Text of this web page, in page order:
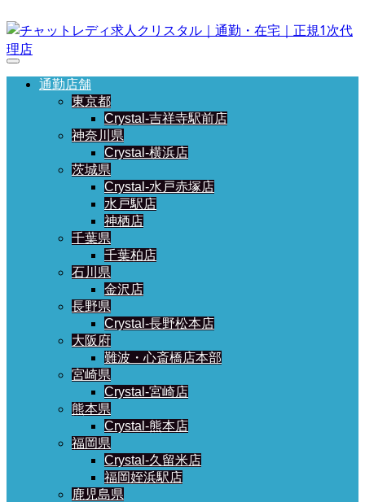
通勤店舗
東京都
Crystal-吉祥寺駅前店
神奈川県
Crystal-横浜店
茨城県
Crystal-水戸赤塚店
水戸駅店
神栖店
千葉県
千葉柏店
石川県
金沢店
長野県
Crystal-長野松本店
大阪府
難波・心斎橋店本部
宮崎県
Crystal-宮崎店
熊本県
Crystal-熊本店
福岡県
Crystal-久留米店
福岡姪浜駅店
鹿児島県